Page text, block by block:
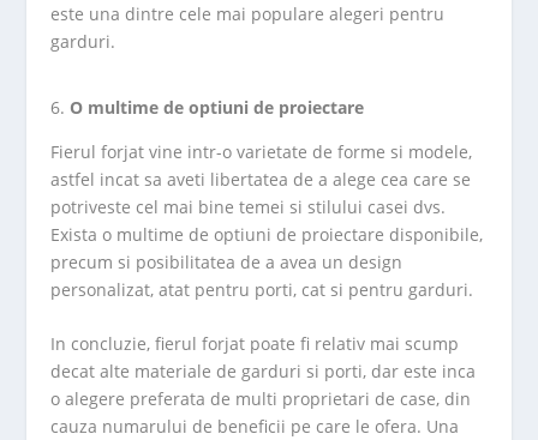
este una dintre cele mai populare alegeri pentru
garduri.
O multime de optiuni de proiectare
Fierul forjat vine intr-o varietate de forme si modele,
astfel incat sa aveti libertatea de a alege cea care se
potriveste cel mai bine temei si stilului casei dvs.
Exista o multime de optiuni de proiectare disponibile,
precum si posibilitatea de a avea un design
personalizat, atat pentru porti, cat si pentru garduri.
In concluzie, fierul forjat poate fi relativ mai scump
decat alte materiale de garduri si porti, dar este inca
o alegere preferata de multi proprietari de case, din
cauza numarului de beneficii pe care le ofera. Una